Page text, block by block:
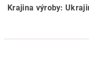
Krajina výroby: